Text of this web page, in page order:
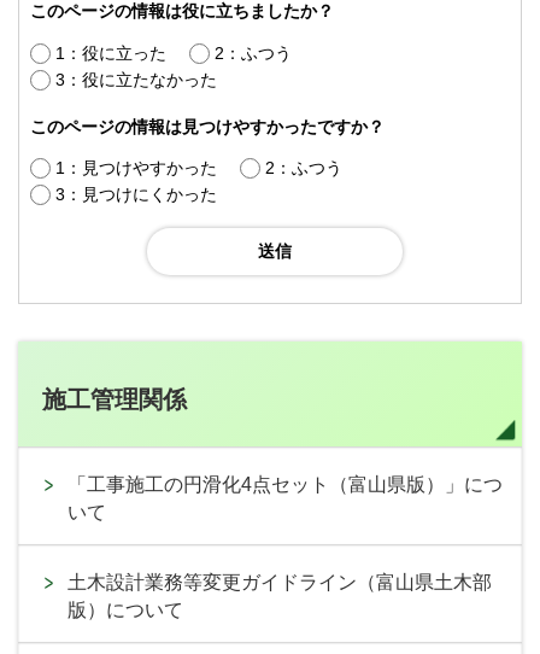
このページの情報は役に立ちましたか？
1：役に立った
2：ふつう
3：役に立たなかった
このページの情報は見つけやすかったですか？
1：見つけやすかった
2：ふつう
3：見つけにくかった
施工管理関係
「工事施工の円滑化4点セット（富山県版）」につ
いて
土木設計業務等変更ガイドライン（富山県土木部
版）について